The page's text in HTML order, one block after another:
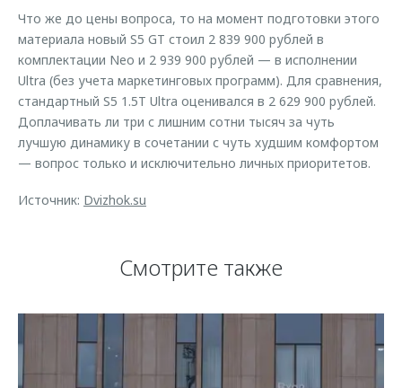
Что же до цены вопроса, то на момент подготовки этого
материала новый S5 GT стоил 2 839 900 рублей в
комплектации Neo и 2 939 900 рублей — в исполнении
Ultra (без учета маркетинговых программ). Для сравнения,
стандартный S5 1.5T Ultra оценивался в 2 629 900 рублей.
Доплачивать ли три с лишним сотни тысяч за чуть
лучшую динамику в сочетании с чуть худшим комфортом
— вопрос только и исключительно личных приоритетов.
Источник: Dvizhok.su
Смотрите также